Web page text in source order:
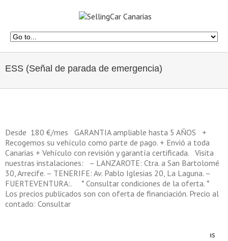
ESS (Señal de parada de emergencia)
Desde 180 €/mes GARANTIA ampliable hasta 5 AÑOS +
Recogemos su vehículo como parte de pago. + Envió a toda
Canarias + Vehículo con revisión y garantía certificada. Visita
nuestras instalaciones: – LANZAROTE: Ctra. a San Bartolomé
30, Arrecife. – TENERIFE: Av. Pablo Iglesias 20, La Laguna. –
FUERTEVENTURA:. * Consultar condiciones de la oferta. *
Los precios publicados son con oferta de financiación. Precio al
contado: Consultar
Leer más